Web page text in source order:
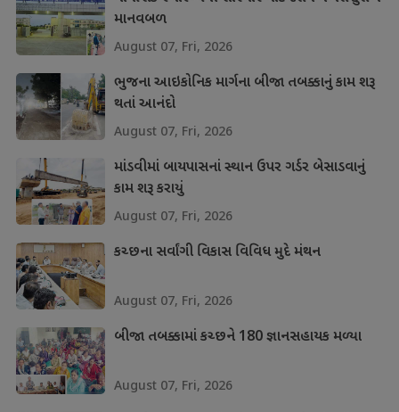
માનવબળ
August 07, Fri, 2026
ભુજના આઇકોનિક માર્ગના બીજા તબક્કાનું કામ શરૂ
થતાં આનંદો
August 07, Fri, 2026
માંડવીમાં બાયપાસનાં સ્થાન ઉપર ગર્ડર બેસાડવાનું
કામ શરૂ કરાયું
August 07, Fri, 2026
કચ્છના સર્વાંગી વિકાસ વિવિધ મુદે મંથન
August 07, Fri, 2026
બીજા તબક્કામાં કચ્છને 180 જ્ઞાનસહાયક મળ્યા
August 07, Fri, 2026